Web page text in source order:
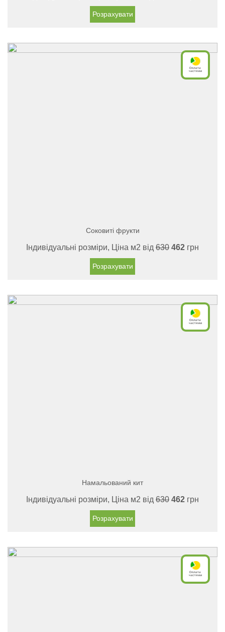
Розрахувати
Соковиті фрукти
Індивідуальні розміри, Ціна м2 від 630 462 грн
Розрахувати
Намальований кит
Індивідуальні розміри, Ціна м2 від 630 462 грн
Розрахувати